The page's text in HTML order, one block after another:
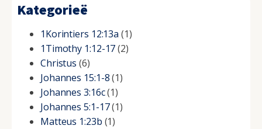
Kategorieë
1Korintiers 12:13a (1)
1Timothy 1:12-17(2)
Christus (6)
Johannes 15:1-8(1)
Johannes 3:16c(1)
Johannes 5:1-17(1)
Matteus 1:23b (1)